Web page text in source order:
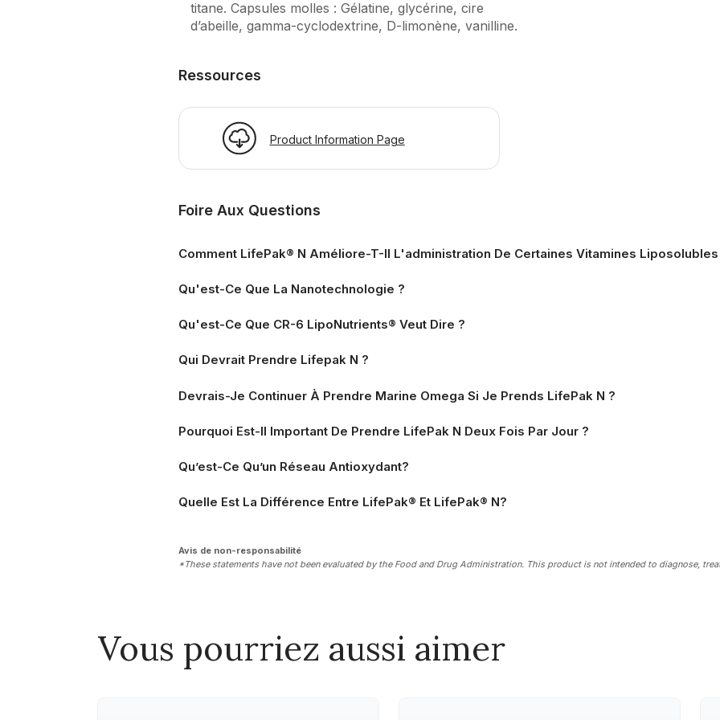
titane. Capsules molles : Gélatine, glycérine, cire
d’abeille, gamma-cyclodextrine, D-limonène, vanilline.
Ressources
Product Information Page
Foire Aux Questions
Comment LifePak® N Améliore-T-Il L'administration De Certaines Vitamines
Qu'est-Ce Que La Nanotechnologie ?
Qu'est-Ce Que CR-6 LipoNutrients® Veut Dire ?
Qui Devrait Prendre Lifepak N ?
Devrais-Je Continuer À Prendre Marine Omega Si Je Prends LifePak N ?
Pourquoi Est-Il Important De Prendre LifePak N Deux Fois Par Jour ?
Qu’est-Ce Qu’un Réseau Antioxydant?
Quelle Est La Différence Entre LifePak® Et LifePak® N?
Avis de non-responsabilité
*These statements have not been evaluated by the Food and Drug Administration. This product is not intended to diagnose,
Vous pourriez aussi aimer